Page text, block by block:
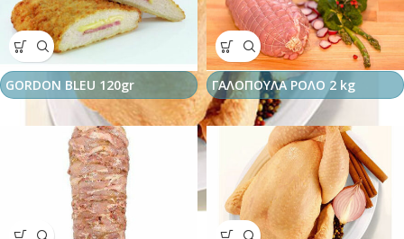
GORDON BLEU 120gr ΓΑΛΟΠΟΥΛΑ ΡΟΛΟ 2 kg